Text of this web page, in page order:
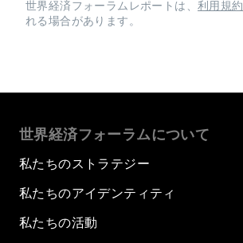
世界経済フォーラムレポートは、 利用規約
れる場合があります。
世界経済フォーラムについて
私たちのストラテジー
私たちのアイデンティティ
私たちの活動